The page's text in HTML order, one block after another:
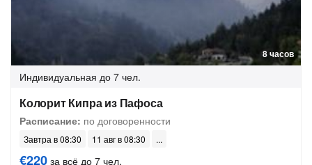
8 часов
Индивидуальная до 7 чел.
Колорит Кипра из Пафоса
Расписание: по договоренности
Завтра в 08:30 11 авг в 08:30
€220 за всё до 7 чел.